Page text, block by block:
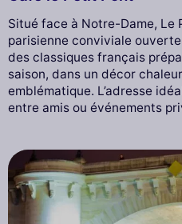
Situé face à Notre-Dame, Le
parisienne conviviale
des classiques français
saison, dans un décor
emblématique. L’adresse
entre amis ou événements